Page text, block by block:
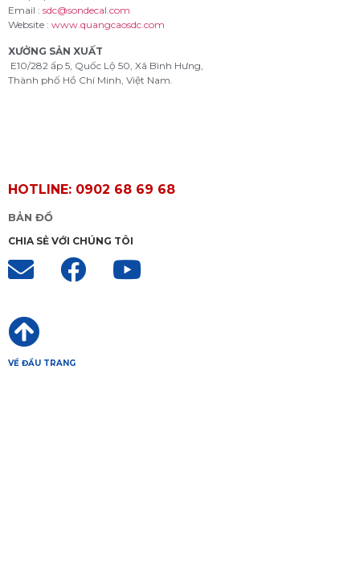
Email : sdc@sondecal.com
Website : www.quangcaosdc.com
XƯỞNG SẢN XUẤT
E10/282 ấp 5, Quốc Lộ 50, Xã Bình Hưng,
Thành phố Hồ Chí Minh, Việt Nam.
HOTLINE: 0902 68 69 68
BẢN ĐỒ
CHIA SẺ VỚI CHÚNG TÔI
VỀ ĐẦU TRANG